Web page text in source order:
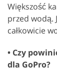
Większość
przed wodą.
całkowicie
• Czy
dla GoPro?